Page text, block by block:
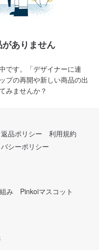
ありません
です。「デザイナーに連
プの再開や新しい商品の出
みませんか？
返品ポリシー
利用規約
シーポリシー
み
Pinkoiマスコット